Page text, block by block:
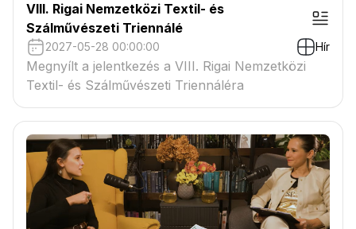
VIII. Rigai Nemzetközi Textil- és
Szálművészeti Triennálé
2027-05-28 00:00:00 Hír
Megnyílt a jelentkezés a VIII. Rigai Nemzetközi
Textil- és Szálművészeti Triennáléra